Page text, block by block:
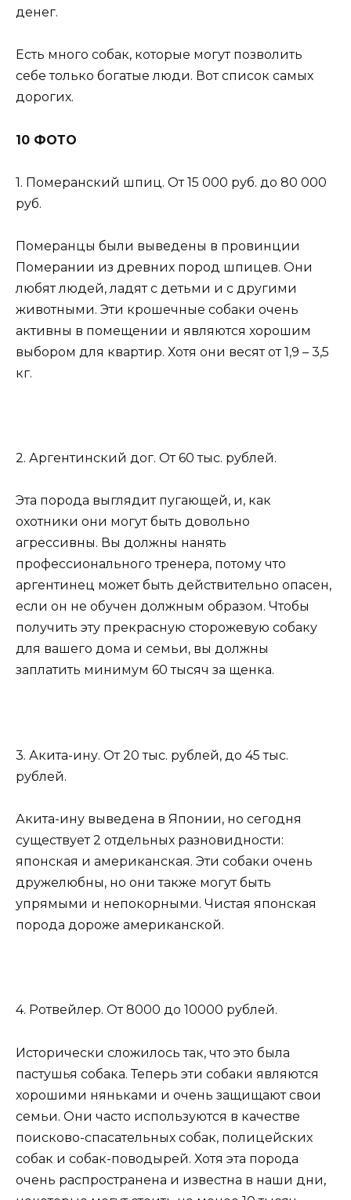
денег.
Есть много собак, которые могут позволить
себе только богатые люди. Вот список самых
дорогих.
10 ФОТО
1. Померанский шпиц. От 15 000 руб. до 80 000
руб.
Померанцы были выведены в провинции
Померании из древних пород шпицев. Они
любят людей, ладят с детьми и с другими
животными. Эти крошечные собаки очень
активны в помещении и являются хорошим
выбором для квартир. Хотя они весят от 1,9 – 3,5
кг.
2. Аргентинский дог. От 60 тыс. рублей.
Эта порода выглядит пугающей, и, как
охотники они могут быть довольно
агрессивны. Вы должны нанять
профессионального тренера, потому что
аргентинец может быть действительно опасен,
если он не обучен должным образом. Чтобы
получить эту прекрасную сторожевую собаку
для вашего дома и семьи, вы должны
заплатить минимум 60 тысяч за щенка.
3. Акита-ину. От 20 тыс. рублей, до 45 тыс.
рублей.
Акита-ину выведена в Японии, но сегодня
существует 2 отдельных разновидности:
японская и американская. Эти собаки очень
дружелюбны, но они также могут быть
упрямыми и непокорными. Чистая японская
порода дороже американской.
4. Ротвейлер. От 8000 до 10000 рублей.
Исторически сложилось так, что это была
пастушья собака. Теперь эти собаки являются
хорошими няньками и очень защищают свои
семьи. Они часто используются в качестве
поисково-спасательных собак, полицейских
собак и собак-поводырей. Хотя эта порода
очень распространена и известна в наши дни,